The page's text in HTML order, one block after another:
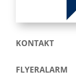
KONTAKT
FLYERALARM